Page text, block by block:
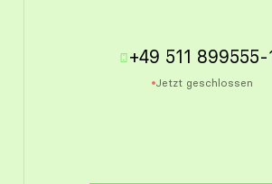
+49 511 899555-
Jetzt geschlossen